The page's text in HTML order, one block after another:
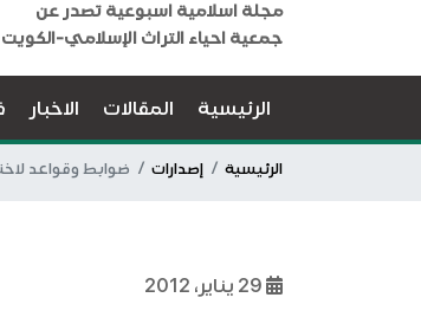
مجلة اسلامية اسبوعية تصدر عن
جمعية احياء التراث الإسلامي-الكويت
الرئيسية المقالات الاخبار
الرئيسية إصدارات ضوابط وقواعد